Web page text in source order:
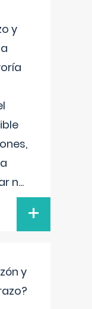
y
n...
+
y